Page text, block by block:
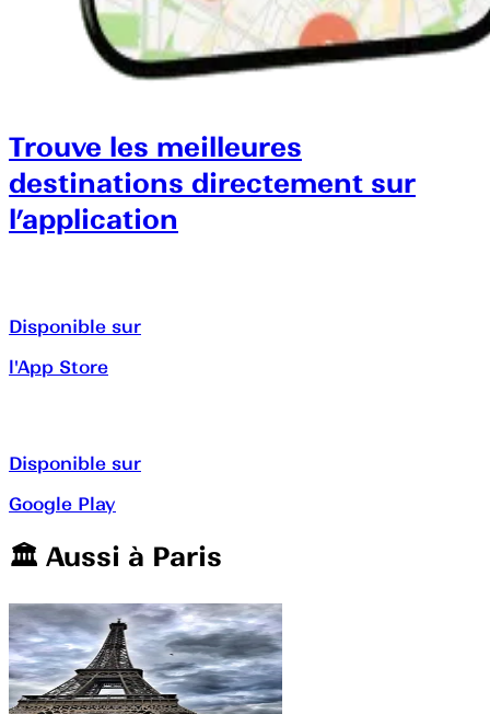
Trouve les meilleures
destinations directement sur
l’application
Disponible sur
l'App Store
Disponible sur
Google Play
🏛️️ Aussi à Paris